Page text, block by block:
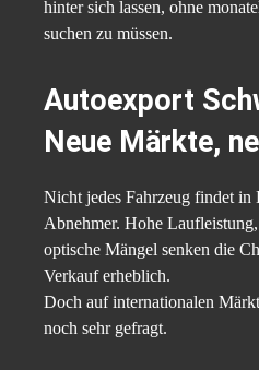
hinter sich lassen, ohne
suchen zu müssen.
Autoexport
Neue Märkte,
Nicht jedes Fahrzeug findet in
Abnehmer. Hohe
optische Mängel senken die
Verkauf erheblich.
Doch auf internationalen
noch sehr gefragt.